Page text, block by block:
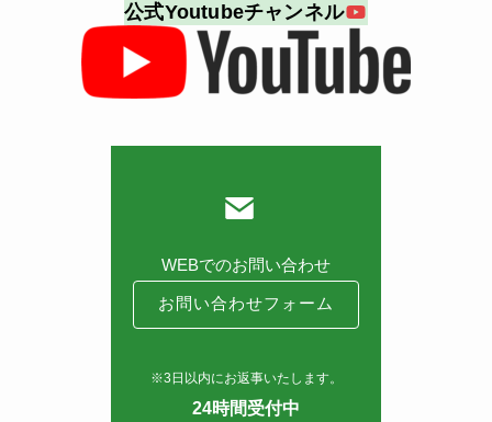
公式Youtubeチャンネル
WEBでのお問い合わせ
お問い合わせフォーム
※3日以内にお返事いたします。
24時間受付中